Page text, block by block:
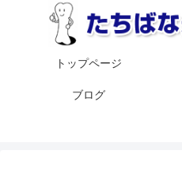
トップページ
ブログ